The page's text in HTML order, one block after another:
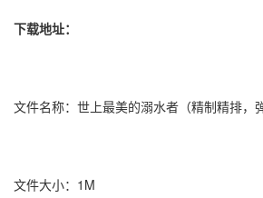
下载地址：
文件名称：世上最美的溺水者（精制精排，
文件大小：1M